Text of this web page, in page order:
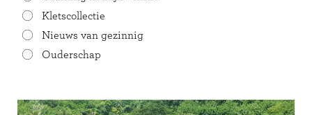
Kletscollectie
Nieuws van gezinnig
Ouderschap